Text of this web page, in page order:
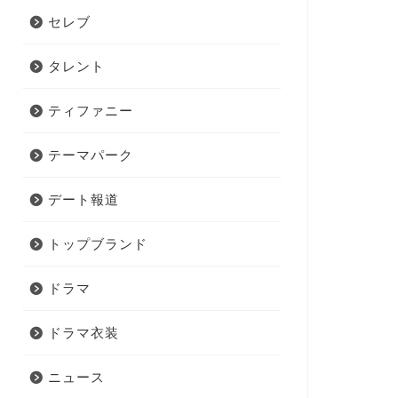
セレブ
タレント
ティファニー
テーマパーク
デート報道
トップブランド
ドラマ
ドラマ衣装
ニュース